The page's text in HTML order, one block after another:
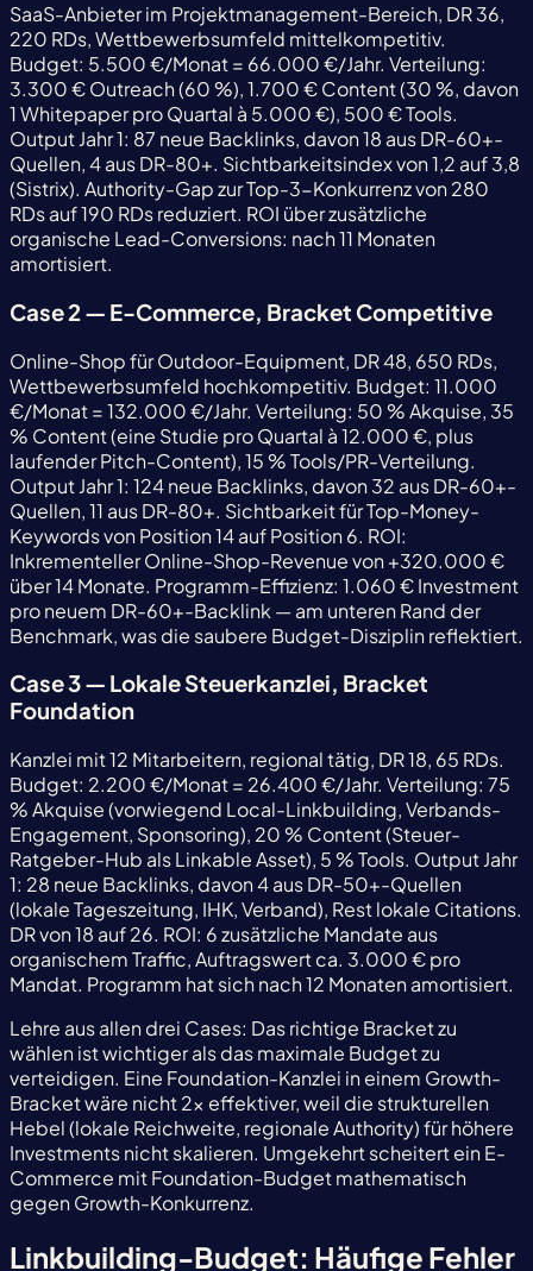
SaaS-Anbieter im Projektmanagement-Bereich, DR 36,
220 RDs, Wettbewerbsumfeld mittelkompetitiv.
Budget: 5.500 €/Monat = 66.000 €/Jahr. Verteilung:
3.300 € Outreach (60 %), 1.700 € Content (30 %, davon
1 Whitepaper pro Quartal à 5.000 €), 500 € Tools.
Output Jahr 1: 87 neue Backlinks, davon 18 aus DR-60+-
Quellen, 4 aus DR-80+. Sichtbarkeitsindex von 1,2 auf 3,8
(Sistrix). Authority-Gap zur Top-3-Konkurrenz von 280
RDs auf 190 RDs reduziert. ROI über zusätzliche
organische Lead-Conversions: nach 11 Monaten
amortisiert.
Case 2 — E-Commerce, Bracket Competitive
Online-Shop für Outdoor-Equipment, DR 48, 650 RDs,
Wettbewerbsumfeld hochkompetitiv. Budget: 11.000
€/Monat = 132.000 €/Jahr. Verteilung: 50 % Akquise, 35
% Content (eine Studie pro Quartal à 12.000 €, plus
laufender Pitch-Content), 15 % Tools/PR-Verteilung.
Output Jahr 1: 124 neue Backlinks, davon 32 aus DR-60+-
Quellen, 11 aus DR-80+. Sichtbarkeit für Top-Money-
Keywords von Position 14 auf Position 6. ROI:
Inkrementeller Online-Shop-Revenue von +320.000 €
über 14 Monate. Programm-Effizienz: 1.060 € Investment
pro neuem DR-60+-Backlink — am unteren Rand der
Benchmark, was die saubere Budget-Disziplin reflektiert.
Case 3 — Lokale Steuerkanzlei, Bracket
Foundation
Kanzlei mit 12 Mitarbeitern, regional tätig, DR 18, 65 RDs.
Budget: 2.200 €/Monat = 26.400 €/Jahr. Verteilung: 75
% Akquise (vorwiegend Local-Linkbuilding, Verbands-
Engagement, Sponsoring), 20 % Content (Steuer-
Ratgeber-Hub als Linkable Asset), 5 % Tools. Output Jahr
1: 28 neue Backlinks, davon 4 aus DR-50+-Quellen
(lokale Tageszeitung, IHK, Verband), Rest lokale Citations.
DR von 18 auf 26. ROI: 6 zusätzliche Mandate aus
organischem Traffic, Auftragswert ca. 3.000 € pro
Mandat. Programm hat sich nach 12 Monaten amortisiert.
Lehre aus allen drei Cases: Das richtige Bracket zu
wählen ist wichtiger als das maximale Budget zu
verteidigen. Eine Foundation-Kanzlei in einem Growth-
Bracket wäre nicht 2x effektiver, weil die strukturellen
Hebel (lokale Reichweite, regionale Authority) für höhere
Investments nicht skalieren. Umgekehrt scheitert ein E-
Commerce mit Foundation-Budget mathematisch
gegen Growth-Konkurrenz.
Linkbuilding-Budget: Häufige Fehler